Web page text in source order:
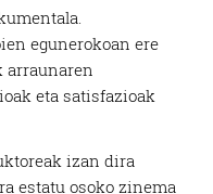
egunerokoan ere
arraunaren
eta satisfazioak
izan dira
estatu osoko zinema